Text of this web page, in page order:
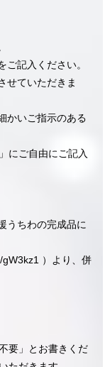
記入ください。
せていただきま
かいご指示のある
にご自由にご記入
うちわの完成品に
）より、併
要」とお書きくだ